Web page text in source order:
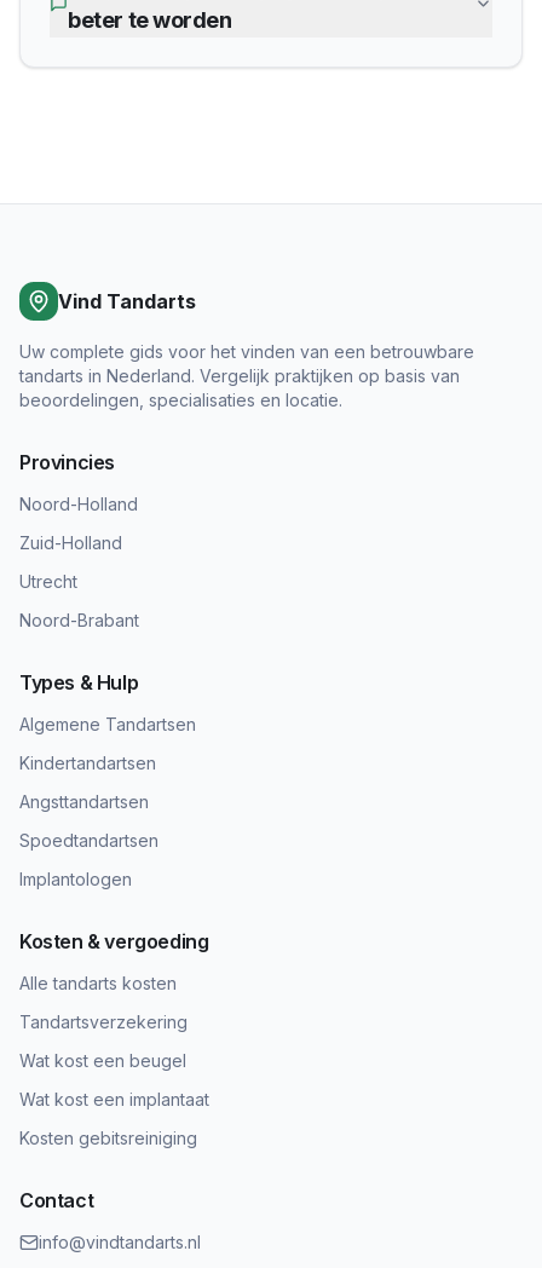
beter te worden
Vind Tandarts
Uw complete gids voor het vinden van een betrouwbare
tandarts in Nederland. Vergelijk praktijken op basis van
beoordelingen, specialisaties en locatie.
Provincies
Noord-Holland
Zuid-Holland
Utrecht
Noord-Brabant
Types & Hulp
Algemene Tandartsen
Kindertandartsen
Angsttandartsen
Spoedtandartsen
Implantologen
Kosten & vergoeding
Alle tandarts kosten
Tandartsverzekering
Wat kost een beugel
Wat kost een implantaat
Kosten gebitsreiniging
Contact
info@vindtandarts.nl